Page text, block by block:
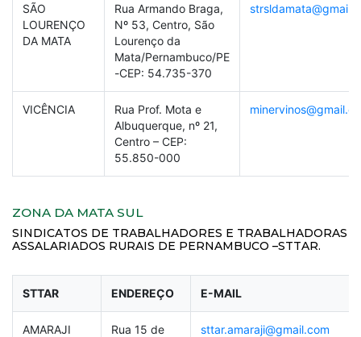
SÃO
LOURENÇO
DA MATA
Rua Armando Braga,
Nº 53, Centro, São
Lourenço da
Mata/Pernambuco/PE
-CEP: 54.735-370
VICÊNCIA
Rua Prof. Mota e
Albuquerque, nº 21,
Centro – CEP:
55.850-000
ZONA DA MATA SUL
SINDICATOS DE TRABALHADORES E TRABALHADORAS
ASSALARIADOS RURAIS DE PERNAMBUCO –STTAR.
STTAR ENDEREÇO E-MAIL
AMARAJI
Rua 15 de
sttar.amaraji@gmail.com